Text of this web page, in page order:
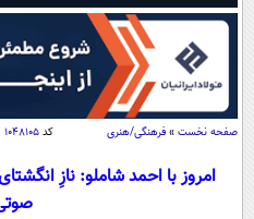
اوقات
سواد
اقتصاد
اقتصادی
صفحه نخست » فرهنگی/هنری کد ۱۰۴۸۱۰۵
امروز با احمد شاملو: نازِ